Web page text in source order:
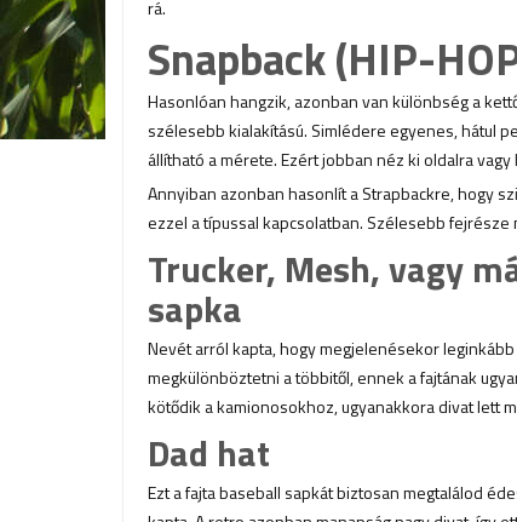
rá.
Snapback (HIP-
Hasonlóan hangzik, azonban van különbség a
szélesebb kialakítású. Simlédere egyenes, hátul
állítható a mérete. Ezért jobban néz ki oldalra
Annyiban azonban hasonlít a Strapbackre, hogy
ezzel a típussal kapcsolatban. Szélesebb
Trucker, Mesh, vagy
sapka
Nevét arról kapta, hogy megjelenésekor
megkülönböztetni a többitől, ennek a fajtának
kötődik a kamionosokhoz, ugyanakkora divat lett
Dad hat
Ezt a fajta baseball sapkát biztosan megtalálod